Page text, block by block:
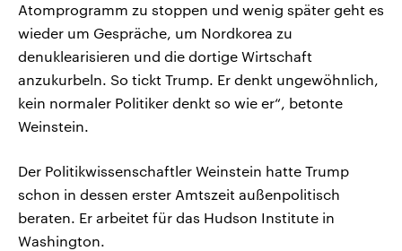
Atomprogramm zu stoppen und wenig später geht es
wieder um Gespräche, um Nordkorea zu
denuklearisieren und die dortige Wirtschaft
anzukurbeln. So tickt Trump. Er denkt ungewöhnlich,
kein normaler Politiker denkt so wie er“, betonte
Weinstein.
Der Politikwissenschaftler Weinstein hatte Trump
schon in dessen erster Amtszeit außenpolitisch
beraten. Er arbeitet für das Hudson Institute in
Washington.